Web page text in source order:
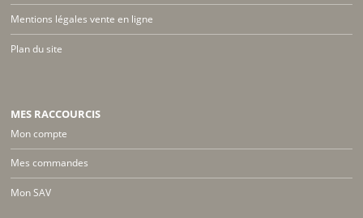
Mentions légales vente en ligne
Plan du site
MES RACCOURCIS
Mon compte
Mes commandes
Mon SAV